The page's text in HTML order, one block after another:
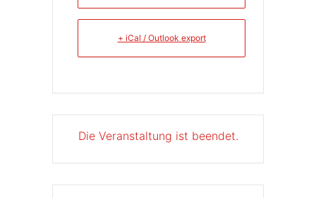
+ iCal / Outlook export
Die Veranstaltung ist beendet.